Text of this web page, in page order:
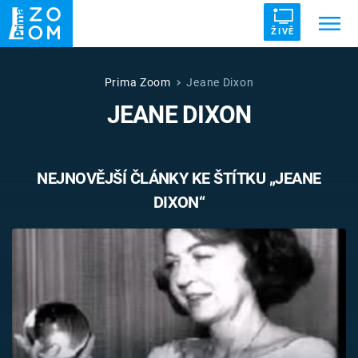
ŽIVĚ
UFO DRUHÁ SVĚTOVÁ VÁLKA
VETŘELCI DÁVNOVĚKU
TV Program
Prima Zoom Jeane Dixon
JEANE DIXON
NEJNOVĚJŠÍ ČLÁNKY KE ŠTÍTKU „JEANE
DIXON“